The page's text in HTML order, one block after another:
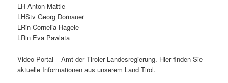
LH Anton Mattle
LHStv Georg Dornauer
LRin Cornelia Hagele
LRin Eva Pawlata
Video Portal – Amt der Tiroler Landesregierung. Hier finden Sie
aktuelle Informationen aus unserem Land Tirol.